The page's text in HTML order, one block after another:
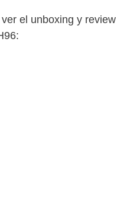
el unboxing y review